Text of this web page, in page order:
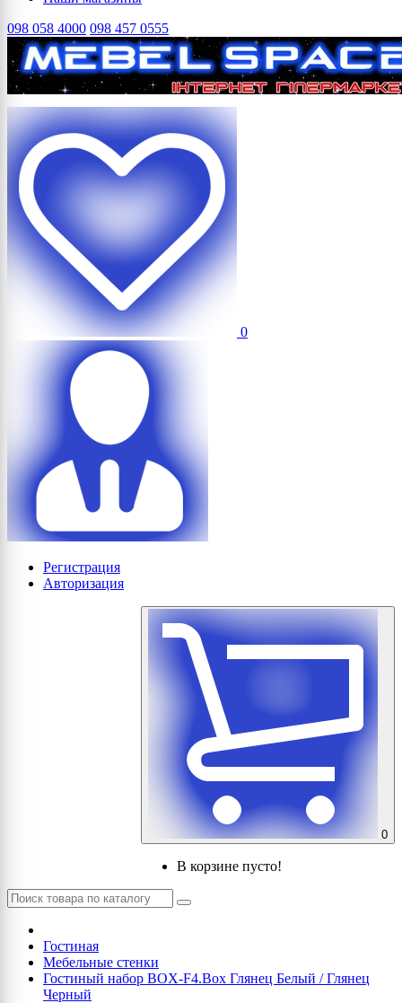
098 058 4000 098 457 0555
0
Регистрация
Авторизация
0
В корзине пусто!
Гостиная
Мебельные стенки
Гостиный набор BOX-F4.Box Глянец Белый / Глянец
Черный